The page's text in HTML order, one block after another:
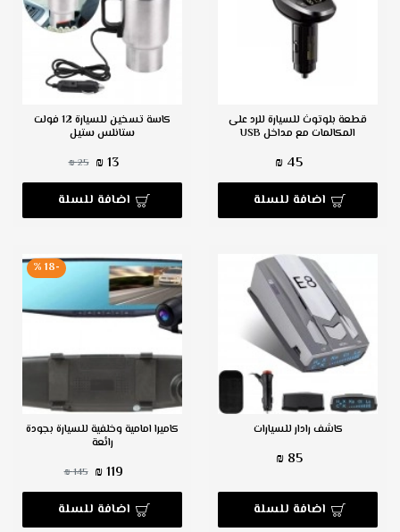
قطعة بلوتوث للسيارة للرد على
المكالمات مع مداخل USB
45 ₪
اضافة للسلة
كاسة تسخين للسيارة 12 فولت
ستانلس ستيل
13 ₪
25 ₪
اضافة للسلة
كاشف رادار للسيارات
85 ₪
اضافة للسلة
-18 %
كاميرا امامية وخلفية للسيارة بجودة
رائعة
119 ₪
145 ₪
اضافة للسلة